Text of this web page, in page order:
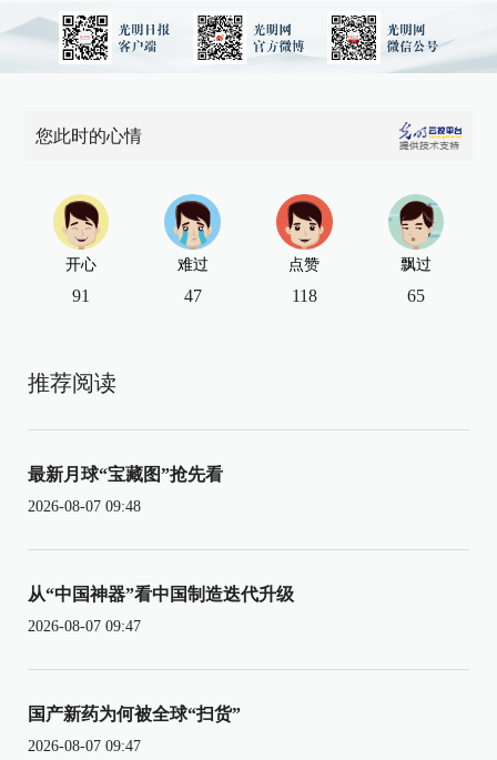
您此时的心情
开心
91
难过
47
点赞
118
飘过
65
推荐阅读
最新月球“宝藏图”抢先看
2026-08-07 09:48
从“中国神器”看中国制造迭代升级
2026-08-07 09:47
国产新药为何被全球“扫货”
2026-08-07 09:47